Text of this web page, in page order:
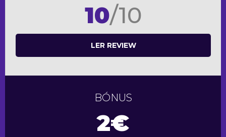
10/10
LER REVIEW
BÓNUS
2€